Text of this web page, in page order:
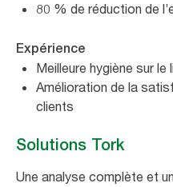
80 % de réduction de
Expérience
Meilleure hygiène sur le
Amélioration de la
clients
Solutions Tork
Une analyse complète et